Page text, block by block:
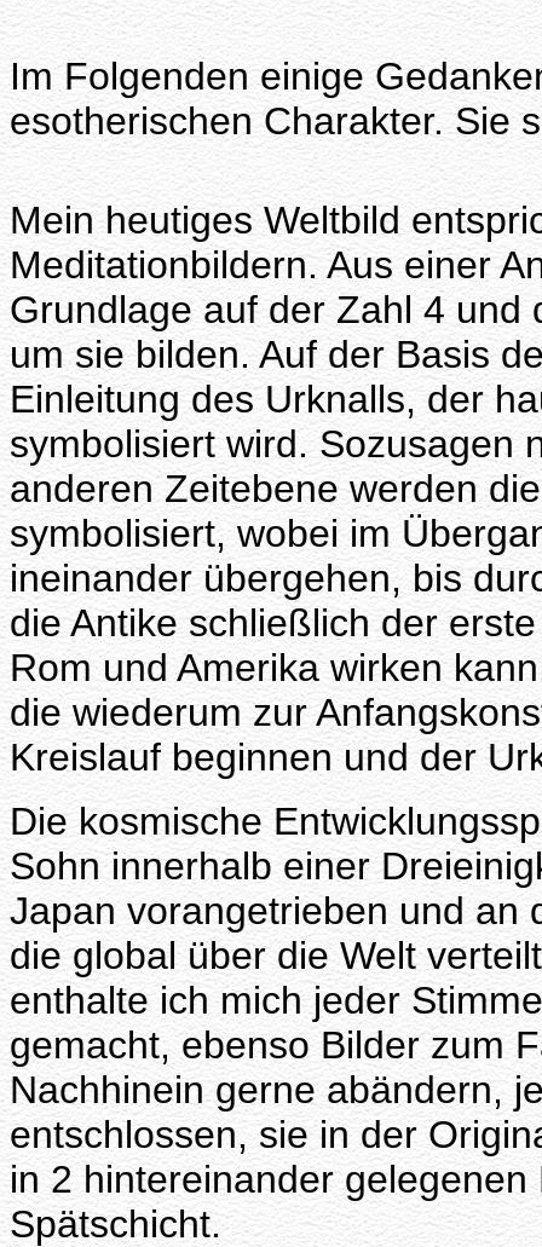
Im Folgenden einige
esotherischen Charakter. Sie
Mein heutiges Weltbild
Meditationbildern. Aus einer
Grundlage auf der Zahl 4 und
um sie bilden. Auf der Basis
Einleitung des Urknalls, der
symbolisiert wird. Sozusagen
anderen Zeitebene werden
symbolisiert, wobei im
ineinander übergehen, bis
die Antike schließlich der
Rom und Amerika wirken
die wiederum zur
Kreislauf beginnen und der
Die kosmische
Sohn innerhalb einer
Japan vorangetrieben und an
die global über die Welt
enthalte ich mich jeder
gemacht, ebenso Bilder zum
Nachhinein gerne abändern,
entschlossen, sie in der
in 2 hintereinander
Spätschicht.